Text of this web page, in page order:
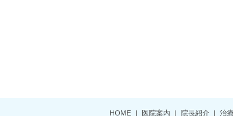
HOME 医院案内 院長紹介 治